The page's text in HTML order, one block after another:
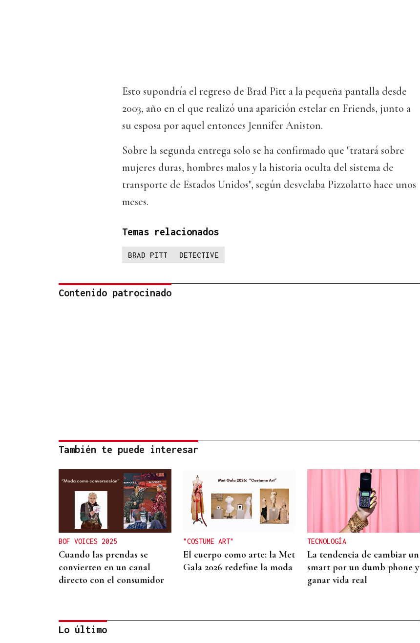
Esto supondría el regreso de Brad Pitt a la pequeña pantalla desde
2003, año en el que realizó una aparición estelar en Friends, junto a
su esposa por aquel entonces Jennifer Aniston.
Sobre la segunda entrega solo se ha confirmado que "tratará sobre
mujeres duras, hombres malos y la historia oculta del sistema de
transporte de Estados Unidos", según desvelaba Pizzolatto hace unos
meses.
Temas relacionados
BRAD PITT DETECTIVE
Contenido patrocinado
También te puede interesar
BOF VOICES 2025
Cuando las prendas se
convierten en un canal
directo con el consumidor
"COSTUME ART"
El cuerpo como arte: la Met
Gala 2026 redefine la moda
TECNOLOGÍA
La tendencia de cambiar un
smart por un dumb phone y
ganar vida real
Lo último